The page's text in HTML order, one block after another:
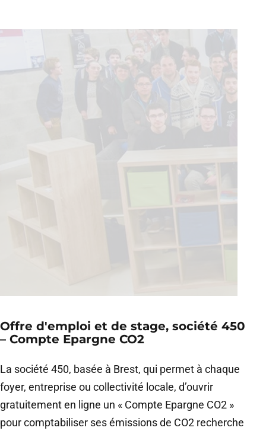
Offre d'emploi et de stage, société 450
– Compte Epargne CO2
La société 450, basée à Brest, qui permet à chaque
foyer, entreprise ou collectivité locale, d’ouvrir
gratuitement en ligne un « Compte Epargne CO2 »
pour comptabiliser ses émissions de CO2 recherche